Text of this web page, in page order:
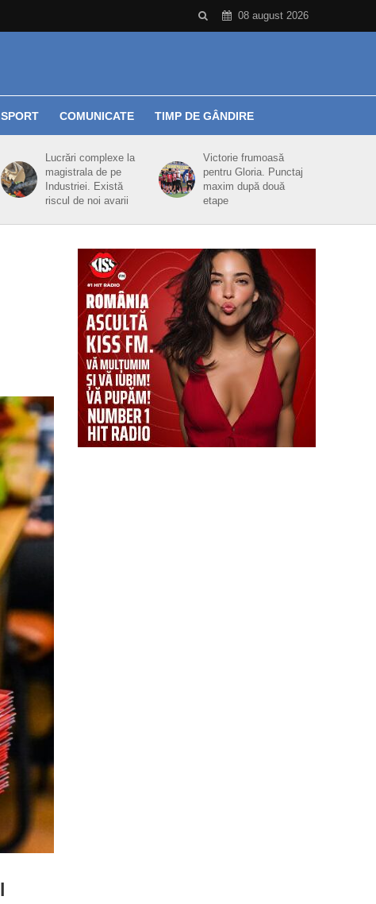
08 august 2026
SPORT COMUNICATE TIMP DE GÂNDIRE
Lucrări complexe la
magistrala de pe
Industriei. Există
riscul de noi avarii
Victorie frumoasă
pentru Gloria. Punctaj
maxim după două
etape